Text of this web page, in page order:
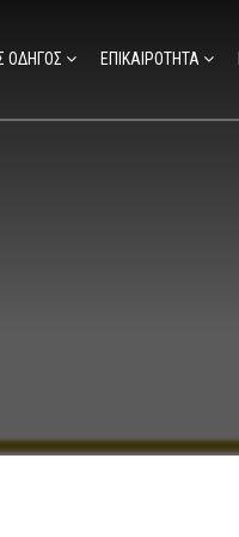
ΟΔΗΓΟΣ ΕΠΙΚΑΙΡΟΤΗΤΑ